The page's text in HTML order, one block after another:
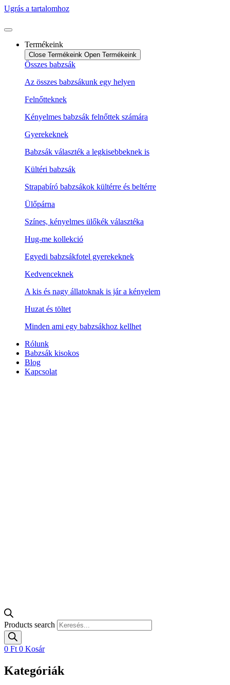
Ugrás a tartalomhoz
Termékeink
Close Termékeink Open Termékeink
Összes babzsák
Az összes babzsákunk egy helyen
Felnőtteknek
Kényelmes babzsák felnőttek számára
Gyerekeknek
Babzsák választék a legkisebbeknek is
Kültéri babzsák
Strapabíró babzsákok kültérre és beltérre
Ülőpárna
Színes, kényelmes ülőkék választéka
Hug-me kollekció
Egyedi babzsákfotel gyerekeknek
Kedvenceknek
A kis és nagy állatoknak is jár a kényelem
Huzat és töltet
Minden ami egy babzsákhoz kellhet
Rólunk
Babzsák kisokos
Blog
Kapcsolat
Products search
0 Ft 0 Kosár
Kategóriák